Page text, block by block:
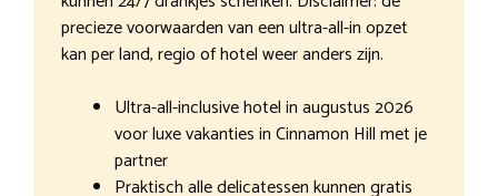
precieze voorwaarden van een ultra-all-in opzet
kan per land, regio of hotel weer anders zijn.
Ultra-all-inclusive hotel in augustus 2026
voor luxe vakanties in Cinnamon Hill met je
partner
Praktisch alle delicatessen kunnen gratis